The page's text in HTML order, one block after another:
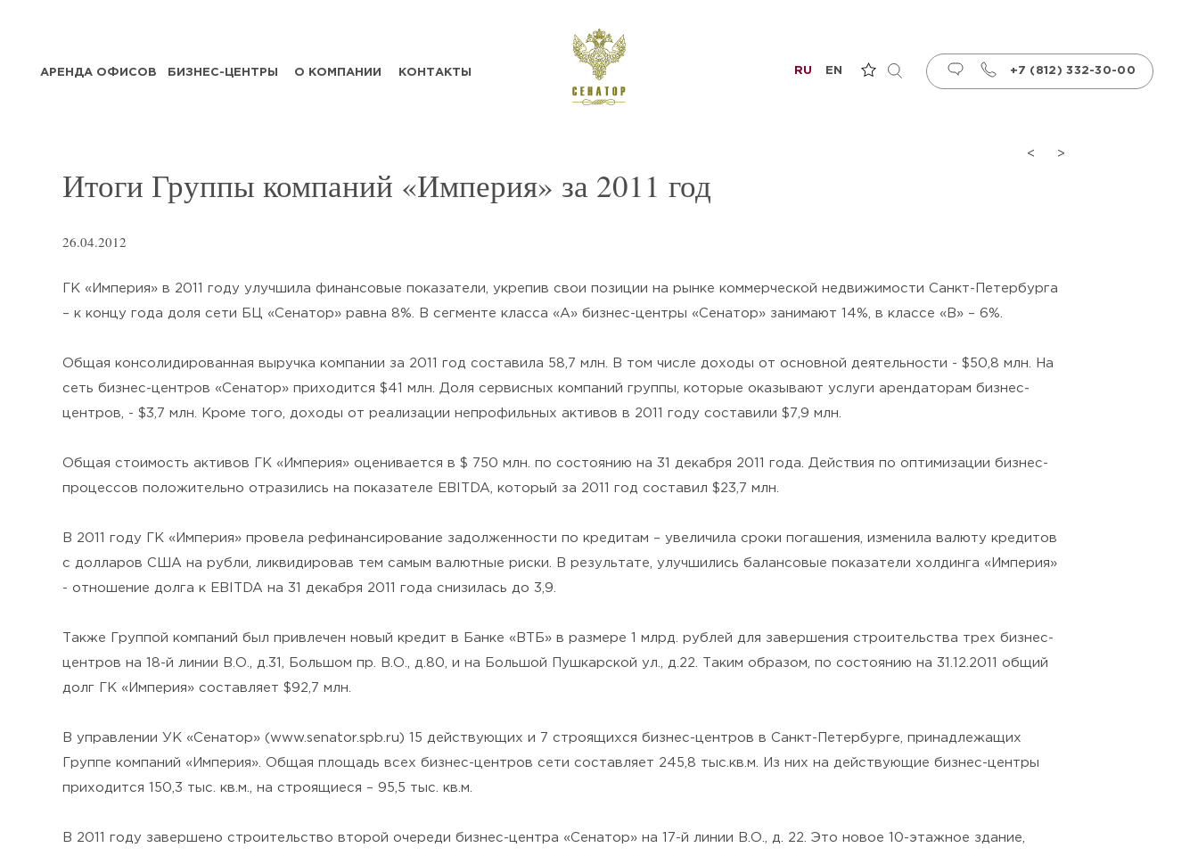
АРЕНДА ОФИСОВ БИЗНЕС-ЦЕНТРЫ О КОМПАНИИ КОНТАКТЫ RU EN +7 (812) 332-30-00
< >
Итоги Группы компаний «Империя» за 2011 год
26.04.2012
ГК «Империя» в 2011 году улучшила финансовые показатели, укрепив свои позиции на рынке коммерческой недвижимости Санкт-Петербурга
– к концу года доля сети БЦ «Сенатор» равна 8%. В сегменте класса «А» бизнес-центры «Сенатор» занимают 14%, в классе «В» – 6%.
Общая консолидированная выручка компании за 2011 год составила 58,7 млн. В том числе доходы от основной деятельности - $50,8 млн. На
сеть бизнес-центров «Сенатор» приходится $41 млн. Доля сервисных компаний группы, которые оказывают услуги арендаторам бизнес-
центров, - $3,7 млн. Кроме того, доходы от реализации непрофильных активов в 2011 году составили $7,9 млн.
Общая стоимость активов ГК «Империя» оценивается в $ 750 млн. по состоянию на 31 декабря 2011 года. Действия по оптимизации бизнес-
процессов положительно отразились на показателе EBITDA, который за 2011 год составил $23,7 млн.
В 2011 году ГК «Империя» провела рефинансирование задолженности по кредитам – увеличила сроки погашения, изменила валюту кредитов
с долларов США на рубли, ликвидировав тем самым валютные риски. В результате, улучшились балансовые показатели холдинга «Империя»
- отношение долга к EBITDA на 31 декабря 2011 года снизилась до 3,9.
Также Группой компаний был привлечен новый кредит в Банке «ВТБ» в размере 1 млрд. рублей для завершения строительства трех бизнес-
центров на 18-й линии В.О., д.31, Большом пр. В.О., д.80, и на Большой Пушкарской ул., д.22. Таким образом, по состоянию на 31.12.2011 общий
долг ГК «Империя» составляет $92,7 млн.
В управлении УК «Сенатор» (www.senator.spb.ru) 15 действующих и 7 строящихся бизнес-центров в Санкт-Петербурге, принадлежащих
Группе компаний «Империя». Общая площадь всех бизнес-центров сети составляет 245,8 тыс.кв.м. Из них на действующие бизнес-центры
приходится 150,3 тыс. кв.м., на строящиеся – 95,5 тыс. кв.м.
В 2011 году завершено строительство второй очереди бизнес-центра «Сенатор» на 17-й линии В.О., д. 22. Это новое 10-этажное здание,
ОТПРАВИТЬ
подтверждаю своё
Согласие на обработку
персональных данных и ознакомлен(а) с
Политикой конфиденциальности.